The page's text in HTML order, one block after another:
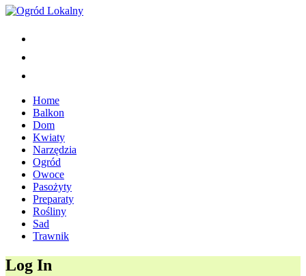
Home
Balkon
Dom
Kwiaty
Narzędzia
Ogród
Owoce
Pasożyty
Preparaty
Rośliny
Sad
Trawnik
Log In